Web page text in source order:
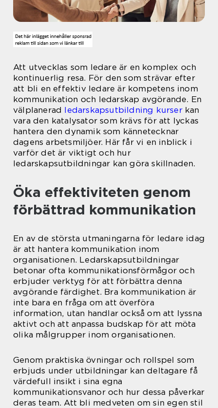
Att utvecklas som ledare är en komplex och
kontinuerlig resa. För den som strävar efter
att bli en effektiv ledare är kompetens inom
kommunikation och ledarskap avgörande. En
välplanerad ledarskapsutbildning kurserkan
vara den katalysator som krävs för att lyckas
hantera den dynamik som kännetecknar
dagens arbetsmiljöer. Här får vi en inblick i
varför det är viktigt och hur
ledarskapsutbildningar kan göra skillnaden.
Öka effektiviteten genom
förbättrad kommunikation
En av de största utmaningarna för ledare idag
är att hantera kommunikation inom
organisationen. Ledarskapsutbildningar
betonar ofta kommunikationsförmågor och
erbjuder verktyg för att förbättra denna
avgörande färdighet. Bra kommunikation är
inte bara en fråga om att överföra
information, utan handlar också om att lyssna
aktivt och att anpassa budskap för att möta
olika målgrupper inom organisationen.
Genom praktiska övningar och rollspel som
erbjuds under utbildningar kan deltagare få
värdefull insikt i sina egna
kommunikationsvanor och hur dessa påverkar
deras team. Att bli medveten om sin egen stil